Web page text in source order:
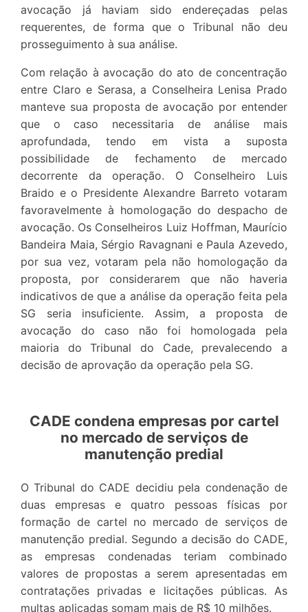
avocação já haviam sido endereçadas pelas
requerentes, de forma que o Tribunal não deu
prosseguimento à sua análise.
Com relação à avocação do ato de concentração
entre Claro e Serasa, a Conselheira Lenisa Prado
manteve sua proposta de avocação por entender
que o caso necessitaria de análise mais
aprofundada, tendo em vista a suposta
possibilidade de fechamento de mercado
decorrente da operação. O Conselheiro Luis
Braido e o Presidente Alexandre Barreto votaram
favoravelmente à homologação do despacho de
avocação. Os Conselheiros Luiz Hoffman, Maurício
Bandeira Maia, Sérgio Ravagnani e Paula Azevedo,
por sua vez, votaram pela não homologação da
proposta, por considerarem que não haveria
indicativos de que a análise da operação feita pela
SG seria insuficiente. Assim, a proposta de
avocação do caso não foi homologada pela
maioria do Tribunal do Cade, prevalecendo a
decisão de aprovação da operação pela SG.
CADE condena empresas por cartel
no mercado de serviços de
manutenção predial
O Tribunal do CADE decidiu pela condenação de
duas empresas e quatro pessoas físicas por
formação de cartel no mercado de serviços de
manutenção predial. Segundo a decisão do CADE,
as empresas condenadas teriam combinado
valores de propostas a serem apresentadas em
contratações privadas e licitações públicas. As
multas aplicadas somam mais de R$ 10 milhões.